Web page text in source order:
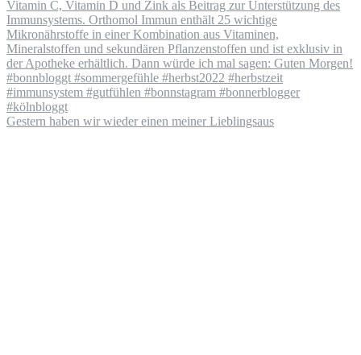
Gestern haben wir wieder einen meiner Lieblingsaus